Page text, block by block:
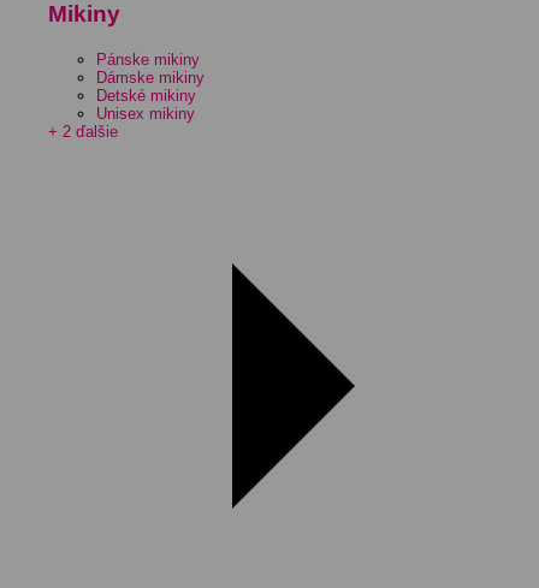
Mikiny
Pánske mikiny
Dámske mikiny
Detské mikiny
Unisex mikiny
+ 2 ďalšie